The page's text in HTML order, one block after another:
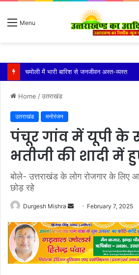
Menu
रुद्रप्रयाग के तिमली-बड़मा मोटर मार्ग पर
Home /उतराखंड
उतराखंड मनोरंजन
पंचूर गांव में यूपी के
भतीजी की शादी में
बोले- उत्तराखंड के लोग रोजगार के लिए
छोड़ रहे
Durgesh Mishra
Send
email
February 7, 2025